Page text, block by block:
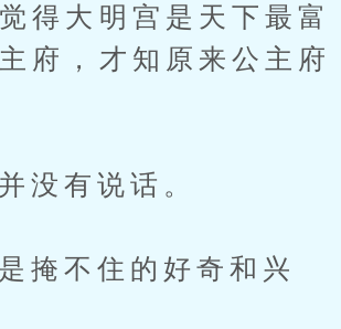
得大明宫是天下最富
府，才知原来公主府
有说话。
不住的好奇和兴